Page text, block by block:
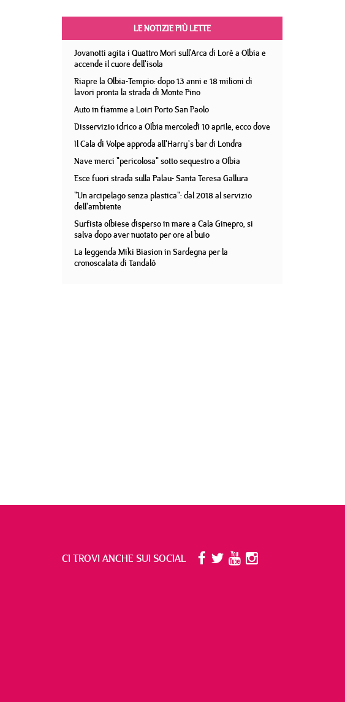
LE NOTIZIE PIÙ LETTE
Jovanotti agita i Quattro Mori sull'Arca di Lorè a Olbia e
accende il cuore dell'isola
Riapre la Olbia-Tempio: dopo 13 anni e 18 milioni di
lavori pronta la strada di Monte Pino
Auto in fiamme a Loiri Porto San Paolo
Disservizio idrico a Olbia mercoledì 10 aprile, ecco dove
Il Cala di Volpe approda all'Harry's bar di Londra
Nave merci "pericolosa" sotto sequestro a Olbia
Esce fuori strada sulla Palau- Santa Teresa Gallura
"Un arcipelago senza plastica": dal 2018 al servizio
dell'ambiente
Surfista olbiese disperso in mare a Cala Ginepro, si
salva dopo aver nuotato per ore al buio
La leggenda Miki Biasion in Sardegna per la
cronoscalata di Tandalò
CI TROVI ANCHE SUI SOCIAL